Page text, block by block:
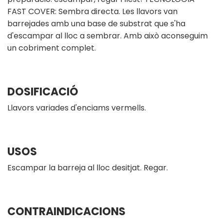
FAST COVER: Sembra directa. Les llavors van
barrejades amb una base de substrat que s'ha
d'escampar al lloc a sembrar. Amb això aconseguim
un cobriment complet.
DOSIFICACIÓ
Llavors variades d'enciams vermells.
USOS
Escampar la barreja al lloc desitjat. Regar.
CONTRAINDICACIONS